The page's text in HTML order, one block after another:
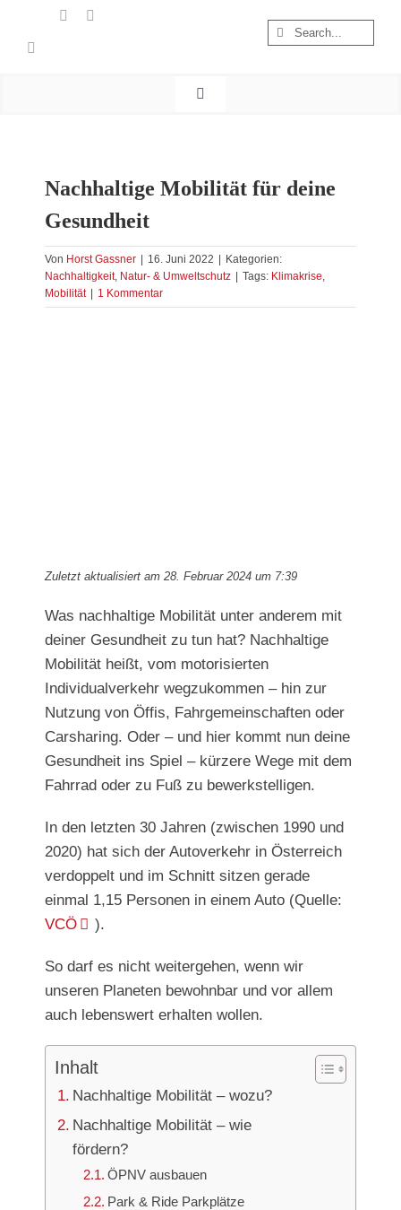
Suche
Toggle
Österreich
Foto & Video
Nachhaltigkeit
Treibgut
Nachhaltige Mobilität für deine
Gesundheit
Von Horst Gassner 16. Juni 2022
Kategorien:
Nachhaltigkeit, Natur- & Umweltschutz Tags: Klimakrise,
Mobilität
1 Kommentar
Zuletzt aktualisiert am 28. Februar 2024 um 7:39
Was nachhaltige Mobilität unter anderem mit
deiner Gesundheit zu tun hat? Nachhaltige
Mobilität heißt, vom motorisierten
Individualverkehr wegzukommen – hin zur
Nutzung von Öffis, Fahrgemeinschaften oder
Carsharing. Oder – und hier kommt nun deine
Gesundheit ins Spiel – kürzere Wege mit dem
Fahrrad oder zu Fuß zu bewerkstelligen.
In den letzten 30 Jahren (zwischen 1990 und
2020) hat sich der Autoverkehr in Österreich
verdoppelt und im Schnitt sitzen gerade
einmal 1,15 Personen in einem Auto (Quelle:
VCÖ
).
So darf es nicht weitergehen, wenn wir
unseren Planeten bewohnbar und vor allem
auch lebenswert erhalten wollen.
Inhalt
Nachhaltige Mobilität – wozu?
Nachhaltige Mobilität – wie
fördern?
ÖPNV ausbauen
Park & Ride Parkplätze